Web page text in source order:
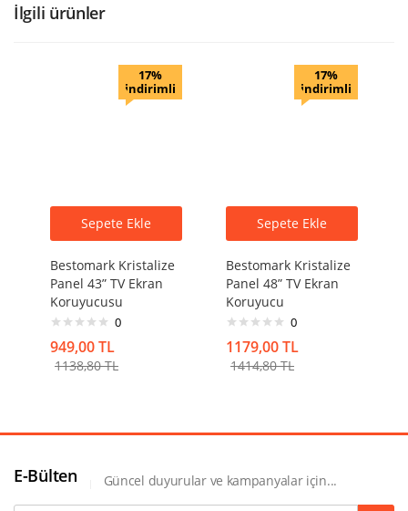
İlgili ürünler
17%
indirimli
Sepete Ekle
Bestomark Kristalize
Panel 43” TV Ekran
Koruyucusu
0
949,00TL
1138,80TL
17%
indirimli
Sepete Ekle
Bestomark Kristalize
Panel 48” TV Ekran
Koruyucu
0
1179,00TL
1414,80TL
E-Bülten Güncel duyurular ve kampanyalar için...